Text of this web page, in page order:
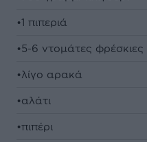
•1 πιπεριά
•5-6 ντομάτες φρέσκιες
•λίγο αρακά
•αλάτι
•πιπέρι